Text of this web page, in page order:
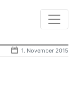
1. November 2015